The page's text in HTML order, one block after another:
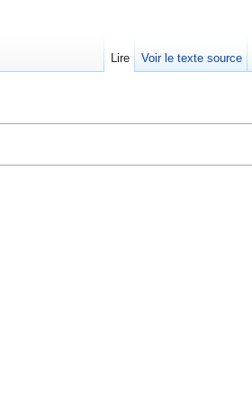
Lire Voir le texte source